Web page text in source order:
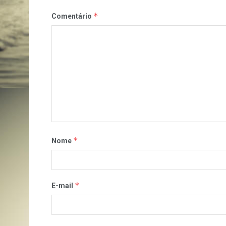
Comentário *
Nome *
E-mail *